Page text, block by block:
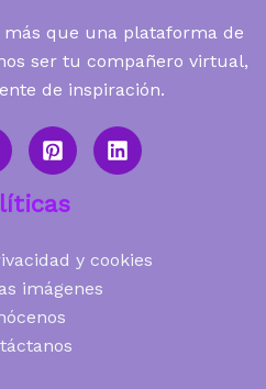
que una plataforma de
ser tu compañero virtual,
de inspiración.
y cookies
imágenes